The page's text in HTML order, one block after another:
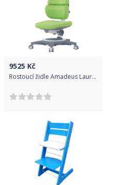
9525 Kč
Rostoucí židle Amadeus Laura - zelená